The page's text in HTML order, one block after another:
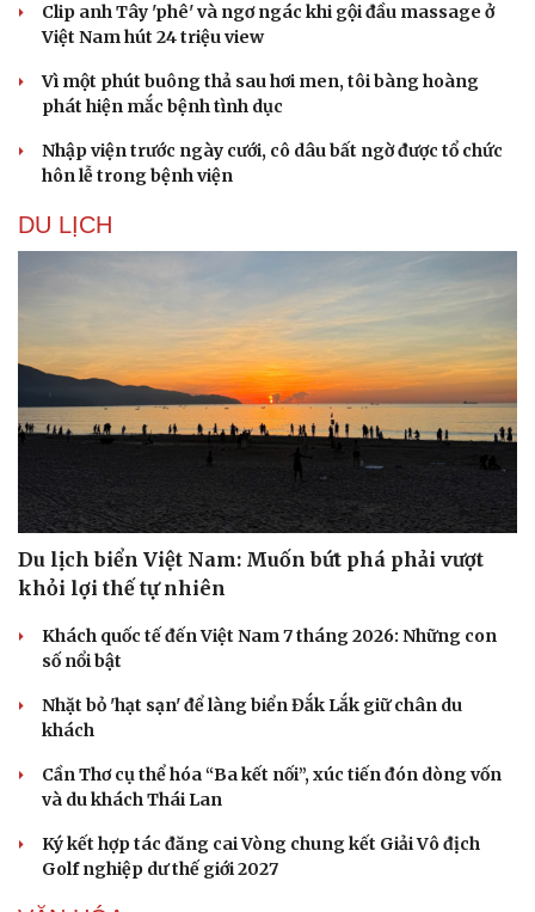
Sân khấu - Điện ảnh
Văn học
Thời trang
Clip anh Tây 'phê' và ngơ ngác khi gội đầu massage ở
Việt Nam hút 24 triệu view
Vì một phút buông thả sau hơi men, tôi bàng hoàng
phát hiện mắc bệnh tình dục
Nhập viện trước ngày cưới, cô dâu bất ngờ được tổ chức
hôn lễ trong bệnh viện
DU LỊCH
Du lịch biển Việt Nam: Muốn bứt phá phải vượt
khỏi lợi thế tự nhiên
Khách quốc tế đến Việt Nam 7 tháng 2026: Những con
số nổi bật
Nhặt bỏ 'hạt sạn' để làng biển Đắk Lắk giữ chân du
khách
Cần Thơ cụ thể hóa “Ba kết nối”, xúc tiến đón dòng vốn
và du khách Thái Lan
Ký kết hợp tác đăng cai Vòng chung kết Giải Vô địch
Golf nghiệp dư thế giới 2027